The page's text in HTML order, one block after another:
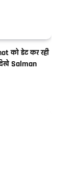
को डेट कर रही
Salman